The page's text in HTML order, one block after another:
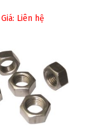
Giá: Liên hệ